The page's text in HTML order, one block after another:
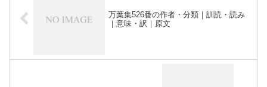
万葉集526番の作者・分類｜訓読・読み
｜意味・訳｜原文